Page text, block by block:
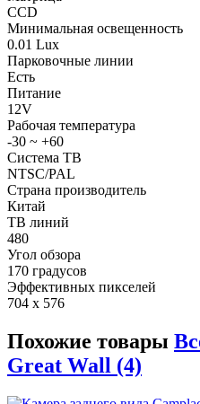
CCD
Минимальная освещенность
0.01 Lux
Парковочные линии
Есть
Питание
12V
Рабочая температура
-30 ~ +60
Система ТВ
NTSC/PAL
Страна производитель
Китай
ТВ линий
480
Угол обзора
170 градусов
Эффективных пикселей
704 x 576
Похожие товары
Great Wall (4)